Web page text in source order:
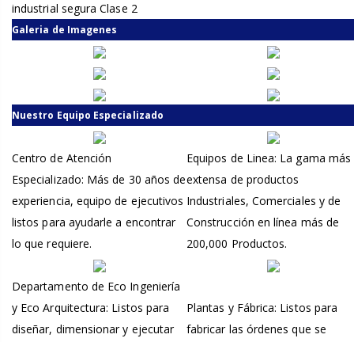
industrial segura Clase 2
Galeria de Imagenes
Nuestro Equipo Especializado
Centro de Atención
Especializado: Más de 30 años de
experiencia, equipo de ejecutivos
listos para ayudarle a encontrar
lo que requiere.
Equipos de Linea: La gama más
extensa de productos
Industriales, Comerciales y de
Construcción en línea más de
200,000 Productos.
Departamento de Eco Ingeniería
y Eco Arquitectura: Listos para
diseñar, dimensionar y ejecutar
Plantas y Fábrica: Listos para
fabricar las órdenes que se